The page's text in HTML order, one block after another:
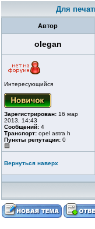
Для
Автор
olegan
Интересующийся
Зарегистрирован: 16 мар
2013, 14:43
Сообщений: 4
Транспорт: opel astra h
Пункты репутации: 0
Вернуться наверх